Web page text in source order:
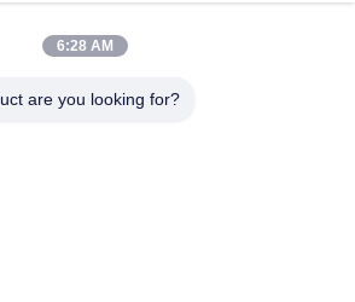
1080*1920 pixels 31 pins
6:28 AM
are you looking for?